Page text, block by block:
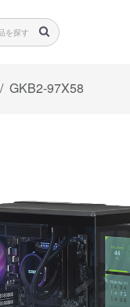
GKB2-97X58